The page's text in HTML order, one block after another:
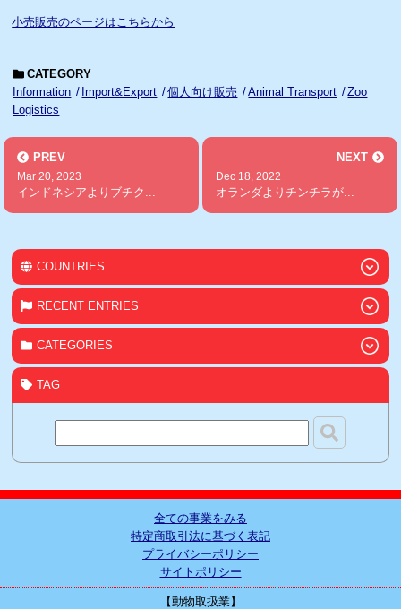
小売販売のページはこちらから
CATEGORY
Information
Import&Export 個人向け販売 Animal Transport
Zoo
Logistics
PREV
Mar 20, 2023
インドネシアよりブチク...
NEXT
Dec 18, 2022
オランダよりチンチラが...
COUNTRIES
RECENT ENTRIES
CATEGORIES
TAG
全ての事業をみる
特定商取引法に基づく表記
プライバシーポリシー
サイトポリシー
【動物取扱業】